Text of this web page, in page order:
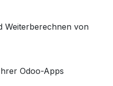
Weiterberechnen von
Odoo-Apps